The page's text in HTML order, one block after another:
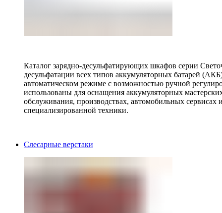
Каталог зарядно-десульфатирующих шкафов серии
десульфатации всех типов аккумуляторных батарей
автоматическом режиме с возможностью ручной
использованы для оснащения аккумуляторных
обслуживания, производствах, автомобильных
специализированной техники.
Слесарные верстаки